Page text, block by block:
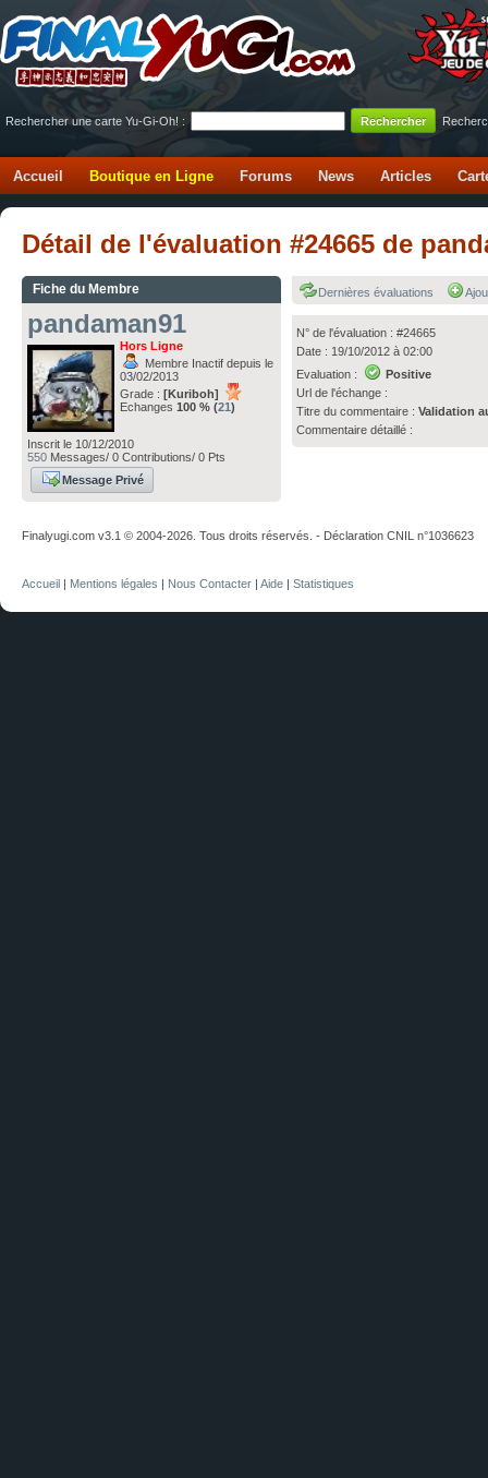
Rechercher une carte Yu-Gi-Oh! :
Accueil Boutique en Ligne Forums News Articles
Détail de l'évaluation #24665 de
Fiche du Membre
pandaman91
Hors Ligne
Membre Inactif depuis le
03/02/2013
Grade : [Kuriboh]
Echanges 100 % (21)
Inscrit le 10/12/2010
550 Messages/ 0 Contributions/ 0 Pts
Message Privé
Dernières évaluations
N° de l'évaluation : #24665
Date : 19/10/2012 à 02:00
Evaluation :
Positive
Url de l'échange :
Titre du commentaire :Validation
Commentaire détaillé :
Finalyugi.com v3.1 © 2004-2026. Tous droits réservés. - Déclaration CNIL n°1036623
Accueil | Mentions légales | Nous Contacter | Aide | Statistiques